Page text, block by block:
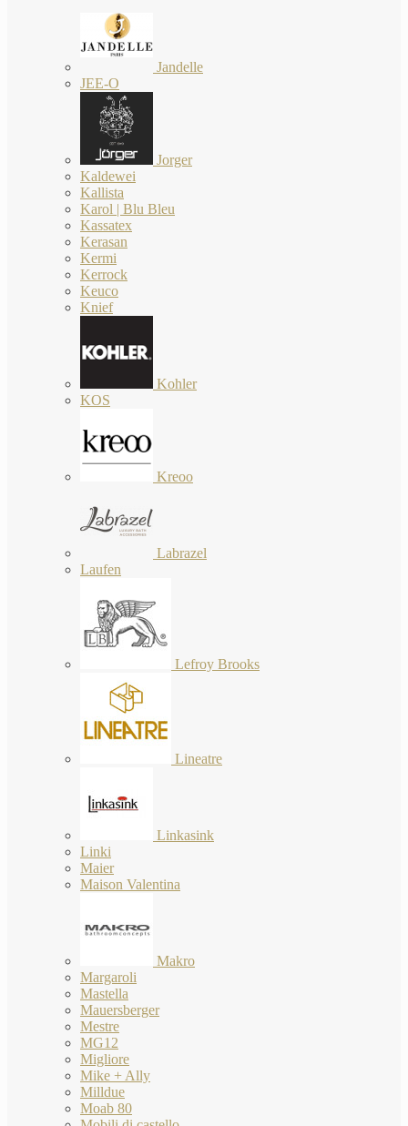
Jandelle
JEE-O
Jorger
Kaldewei
Kallista
Karol | Blu Bleu
Kassatex
Kerasan
Kermi
Kerrock
Keuco
Knief
Kohler
KOS
Kreoo
Labrazel
Laufen
Lefroy Brooks
Lineatre
Linkasink
Linki
Maier
Maison Valentina
Makro
Margaroli
Mastella
Mauersberger
Mestre
MG12
Migliore
Mike + Ally
Milldue
Moab 80